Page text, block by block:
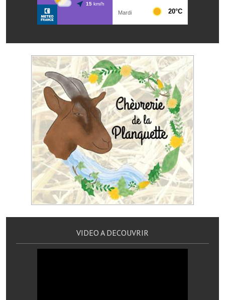
Numéros d'urgence
VOTRE MAIRIE
Elus et agents
L'équipe municipale
Le personnel municipal
Les moyens financiers
Note de synthèse financière
Rapport d'orientation budgétaire
Actions et projets
Projets et travaux en cours
VIDEO A DECOUVRIR